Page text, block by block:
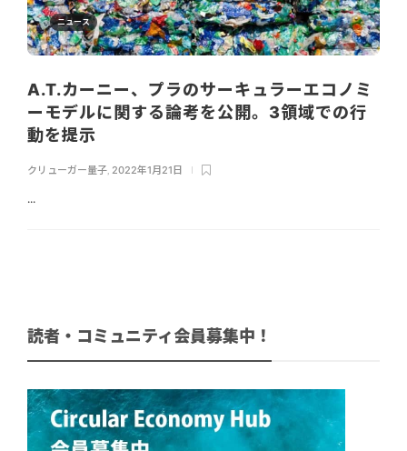
ニュース
A.T.カーニー、プラのサーキュラーエコノミ
ーモデルに関する論考を公開。3領域での行
動を提示
クリューガー量子, 2022年1月21日
...
読者・コミュニティ会員募集中！